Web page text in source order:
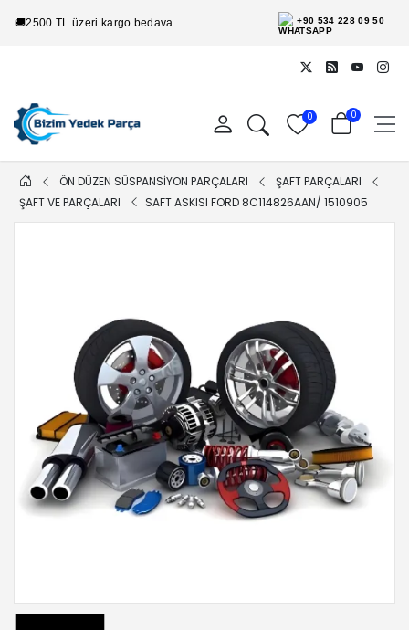
🚚2500 TL üzeri kargo bedava +90 534 228 09 50
0 0
ÖN DÜZEN SÜSPANSİYON PARÇALARI
ŞAFT PARÇALARI
ŞAFT VE PARÇALARI
SAFT ASKISI FORD 8C114826AAN/ 1510905